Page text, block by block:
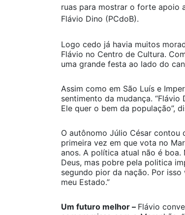
ruas para mostrar o forte apoio
Flávio Dino (PCdoB).
Logo cedo já havia muitos
Flávio no Centro de Cultura.
uma grande festa ao lado do
Assim como em São Luís e
sentimento da mudança.
Ele quer o bem da população”,
O autônomo Júlio César contou
primeira vez em que vota no
anos. A política atual não é
Deus, mas pobre pela politica
segundo pior da nação. Por
meu Estado.”
Um futuro melhor – Flávio